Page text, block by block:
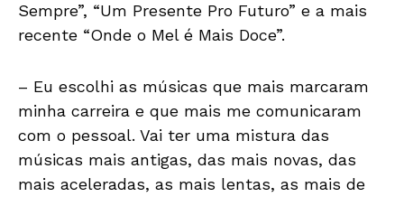
Sempre”, “Um Presente Pro Futuro” e a mais
recente “Onde o Mel é Mais Doce”.
– Eu escolhi as músicas que mais marcaram
minha carreira e que mais me comunicaram
com o pessoal. Vai ter uma mistura das
músicas mais antigas, das mais novas, das
mais aceleradas, as mais lentas, as mais de